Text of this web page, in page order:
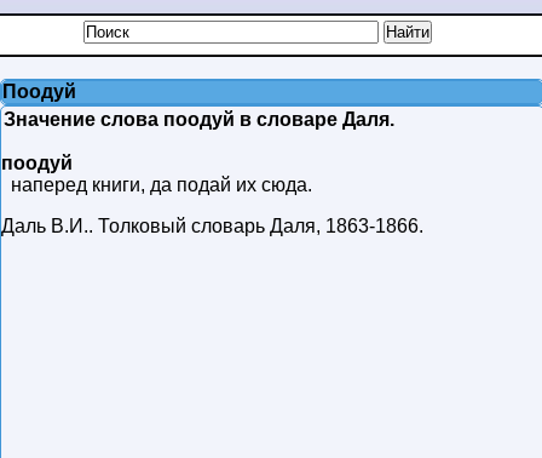
Поодуй
Значение слова поодуй в словаре Даля.
поодуй
наперед книги, да подай их сюда.
Даль В.И.. Толковый словарь Даля, 1863-1866.